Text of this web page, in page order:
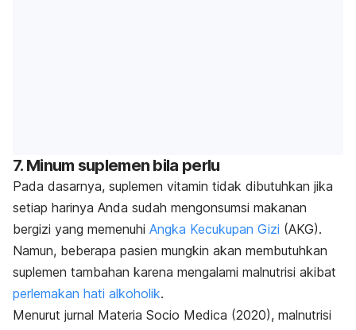
7. Minum suplemen bila perlu
Pada dasarnya, suplemen vitamin tidak dibutuhkan jika
setiap harinya Anda sudah mengonsumsi makanan
bergizi yang memenuhi Angka Kecukupan Gizi (AKG).
Namun, beberapa pasien mungkin akan membutuhkan
suplemen tambahan karena mengalami malnutrisi akibat
perlemakan hati alkoholik.
Menurut jurnal Materia Socio Medica (2020), malnutrisi